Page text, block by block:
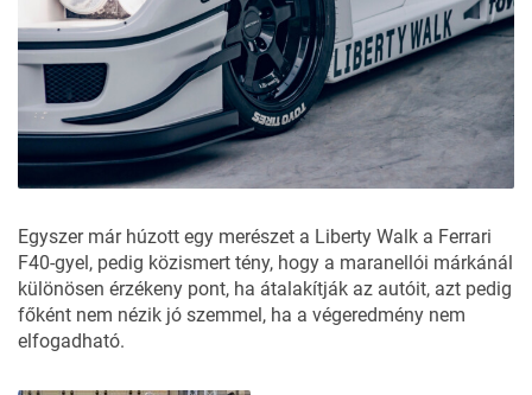
Egyszer már húzott egy merészet a Liberty Walk a Ferrari
F40-gyel, pedig közismert tény, hogy a maranellói márkánál
különösen érzékeny pont, ha átalakítják az autóit, azt pedig
főként nem nézik jó szemmel, ha a végeredmény nem
elfogadható.